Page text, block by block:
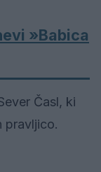
»Babica
Časl, ki
pravljico.